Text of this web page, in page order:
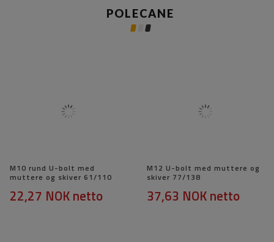
POLECANE
M10 rund U-bolt med
muttere og skiver 61/110
22,27 NOKnetto
M12 U-bolt med muttere og
skiver 77/138
37,63 NOKnetto